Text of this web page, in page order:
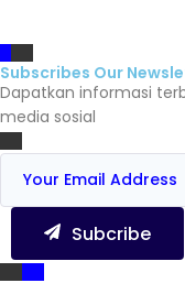
Subscribes Our
Dapatkan informasi
media sosial
Subcribe